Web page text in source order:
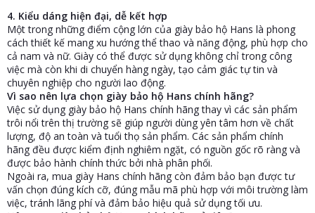
4. Kiểu dáng hiện đại, dễ kết hợp
Một trong những điểm cộng lớn của giày bảo hộ Hans là phong
cách thiết kế mang xu hướng thể thao và năng động, phù hợp cho
cả nam và nữ. Giày có thể được sử dụng không chỉ trong công
việc mà còn khi di chuyển hàng ngày, tạo cảm giác tự tin và
chuyên nghiệp cho người lao động.
Vì sao nên lựa chọn giày bảo hộ Hans chính hãng?
Việc sử dụng giày bảo hộ Hans chính hãng thay vì các sản phẩm
trôi nổi trên thị trường sẽ giúp người dùng yên tâm hơn về chất
lượng, độ an toàn và tuổi thọ sản phẩm. Các sản phẩm chính
hãng đều được kiểm định nghiêm ngặt, có nguồn gốc rõ ràng và
được bảo hành chính thức bởi nhà phân phối.
Ngoài ra, mua giày Hans chính hãng còn đảm bảo bạn được tư
vấn chọn đúng kích cỡ, đúng mẫu mã phù hợp với môi trường làm
việc, tránh lãng phí và đảm bảo hiệu quả sử dụng tối ưu.